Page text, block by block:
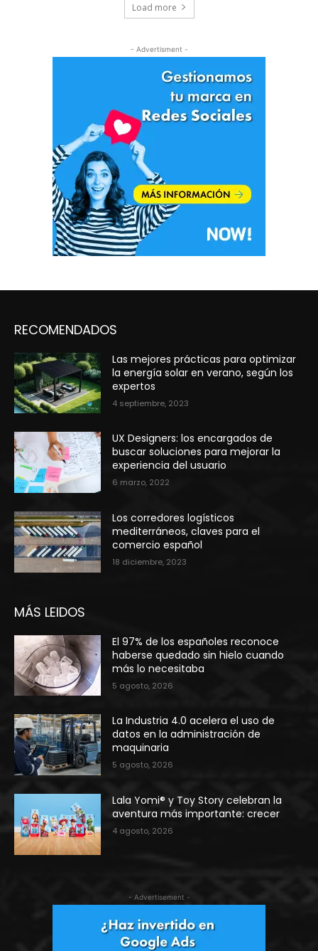
Load more
- Advertisment -
RECOMENDADOS
Las mejores prácticas para optimizar
la energía solar en verano, según los
expertos
4 septiembre, 2023
UX Designers: los encargados de
buscar soluciones para mejorar la
experiencia del usuario
6 marzo, 2022
Los corredores logísticos
mediterráneos, claves para el
comercio español
18 diciembre, 2023
MÁS LEIDOS
El 97% de los españoles reconoce
haberse quedado sin hielo cuando
más lo necesitaba
5 agosto, 2026
La Industria 4.0 acelera el uso de
datos en la administración de
maquinaria
5 agosto, 2026
Lala Yomi® y Toy Story celebran la
aventura más importante: crecer
4 agosto, 2026
- Advertisement -